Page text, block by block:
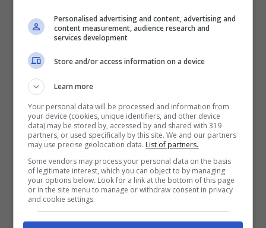
consecutivo con temperature superiori alla
media del 20° secolo.
il problema delle temperature in continuo
aumento non sia risolvibile nel breve
periodo a seguito del lockdown. I dati
raccolti dai primi tre mesi del 2020
permettono di prevedere che i prossimi
nove seguiranno la stessa tendenza. Gli
ultimi dieci anni sono stati untrend di
continuo aumento
Personalised advertising and content, advertising and
content measurement, audience research and
services development
Store and/or access information on a device
Learn more
Your personal data will be processed and information from
your device (cookies, unique identifiers, and other device
data) may be stored by, accessed by and shared with 319
partners, or used specifically by this site. We and our partners
may use precise geolocation data. List of partners.
Some vendors may process your personal data on the basis
of legitimate interest, which you can object to by managing
your options below. Look for a link at the bottom of this page
or in the site menu to manage or withdraw consent in privacy
and cookie settings.